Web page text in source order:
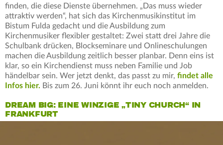
finden, die diese Dienste übernehmen. „Das muss wieder
attraktiv werden“, hat sich das Kirchenmusikinstitut im
Bistum Fulda gedacht und die Ausbildung zum
Kirchenmusiker flexibler gestaltet: Zwei statt drei Jahre die
Schulbank drücken, Blockseminare und Onlineschulungen
machen die Ausbildung zeitlich besser planbar. Denn eins ist
klar, so ein Kirchendienst muss neben Familie und Job
händelbar sein. Wer jetzt denkt, das passt zu mir, findet alle
Infos hier. Bis zum 26. Juni könnt ihr euch noch anmelden.
DREAM BIG: EINE WINZIGE „TINY CHURCH“ IN
FRANKFURT